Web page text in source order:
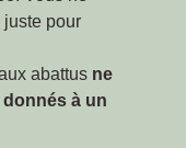
juste pour
abattus ne
à un